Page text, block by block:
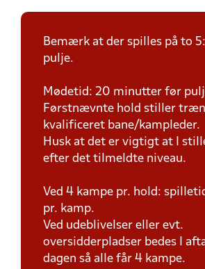
Bemærk at der spilles på to
pulje.
Mødetid: 20 minutter før
Førstnævnte hold stiller
kvalificeret bane/kampleder.
Husk at det er vigtigt at I
efter det tilmeldte niveau.
Ved 4 kampe pr. hold:
pr. kamp.
Ved udeblivelser eller evt.
oversidderpladser bedes I
dagen så alle får 4 kampe.